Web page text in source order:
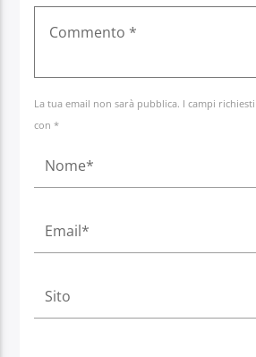
La tua email non sarà pubblica. I campi
con *